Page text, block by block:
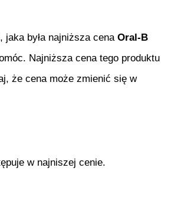
była najniższa cena Oral-B
Najniższa cena tego produktu
że cena może zmienić się w
w najniszej cenie.